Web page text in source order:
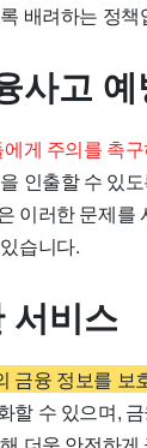
배려하는 정책
사고 예
게 주의를 촉
인출할 수 있
이러한 문제
습니다.
서비스
금융 정보를 보
할 수 있으며,